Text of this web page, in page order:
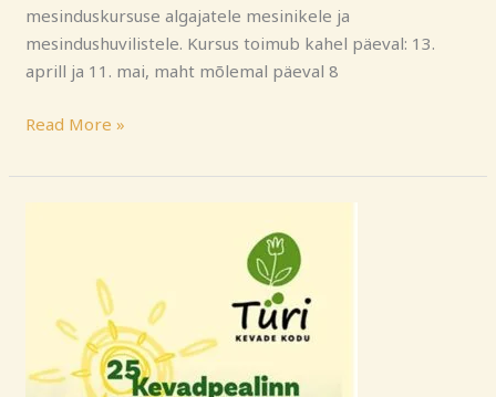
mesinduskursuse algajatele mesinikele ja
mesindushuvilistele. Kursus toimub kahel päeval: 13.
aprill ja 11. mai, maht mõlemal päeval 8
Read More »